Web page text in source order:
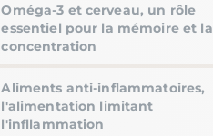
Oméga-3 et cerveau, un rôle
essentiel pour la mémoire et la
concentration
Aliments anti-inflammatoires,
l'alimentation limitant
l'infllammation